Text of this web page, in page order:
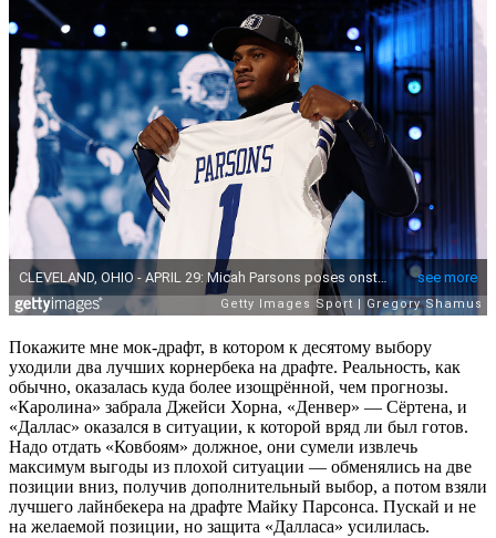
Покажите мне мок-драфт, в котором к десятому выбору
уходили два лучших корнербека на драфте. Реальность, как
обычно, оказалась куда более изощрённой, чем прогнозы.
«Каролина» забрала Джейси Хорна, «Денвер» — Сёртена, и
«Даллас» оказался в ситуации, к которой вряд ли был готов.
Надо отдать «Ковбоям» должное, они сумели извлечь
максимум выгоды из плохой ситуации — обменялись на две
позиции вниз, получив дополнительный выбор, а потом взяли
лучшего лайнбекера на драфте Майку Парсонса. Пускай и не
на желаемой позиции, но защита «Далласа» усилилась.